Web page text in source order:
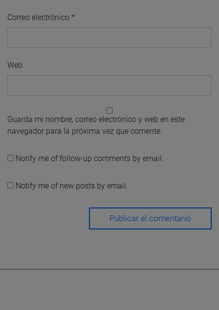
Correo electrónico *
Web
Guarda mi nombre, correo electrónico y web en este
navegador para la próxima vez que comente.
Notify me of follow-up comments by email.
Notify me of new posts by email.